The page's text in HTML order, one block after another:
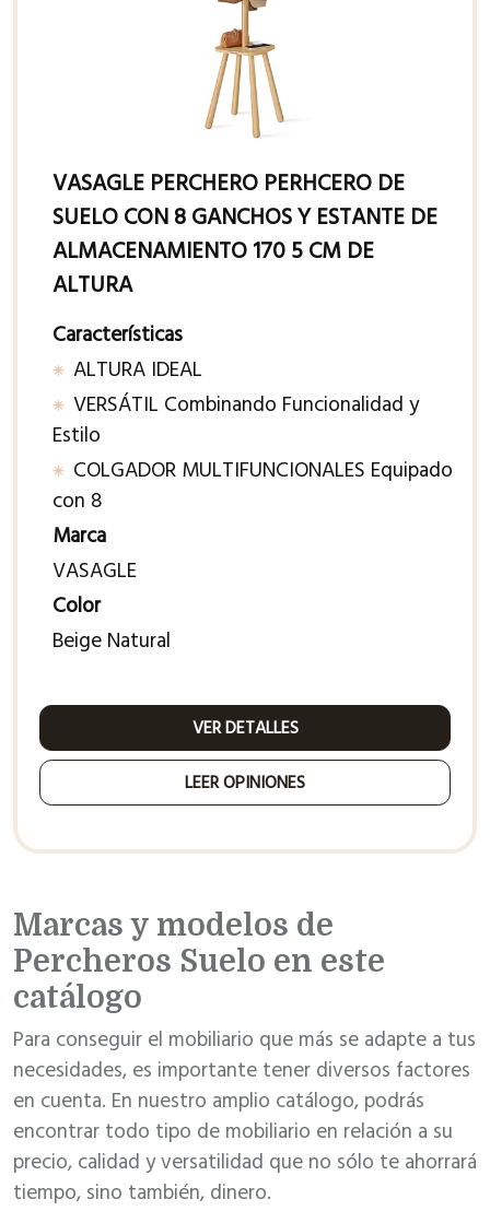
VASAGLE PERCHERO PERHCERO DE
SUELO CON 8 GANCHOS Y ESTANTE DE
ALMACENAMIENTO 170 5 CM DE
ALTURA
Características
ALTURA IDEAL
VERSÁTIL Combinando Funcionalidad y
Estilo
COLGADOR MULTIFUNCIONALES Equipado
con 8
Marca
VASAGLE
Color
Beige Natural
VER DETALLES
LEER OPINIONES
Marcas y modelos de
Percheros Suelo en este
catálogo
Para conseguir el mobiliario que más se adapte a tus
necesidades, es importante tener diversos factores
en cuenta. En nuestro amplio catálogo, podrás
encontrar todo tipo de mobiliario en relación a su
precio, calidad y versatilidad que no sólo te ahorrará
tiempo, sino también, dinero.